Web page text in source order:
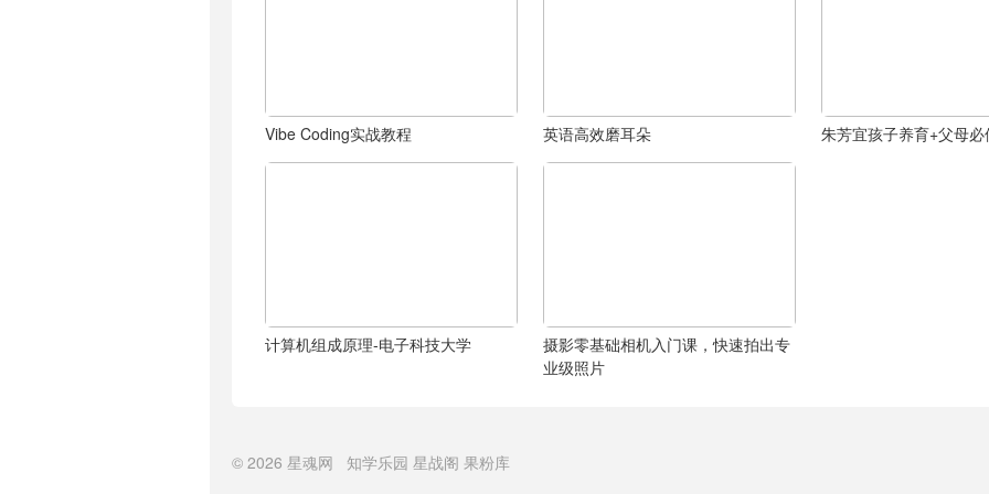
Vibe Coding实战教程 英语高效磨耳朵 朱芳宜孩子养育+父母必
计算机组成原理-电子科技大学
摄影零基础相机入门课，快速拍出专
业级照片
© 2026 星魂网 知学乐园 星战阁 果粉库